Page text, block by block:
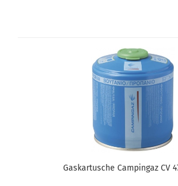
Gaskartusche Campingaz CV